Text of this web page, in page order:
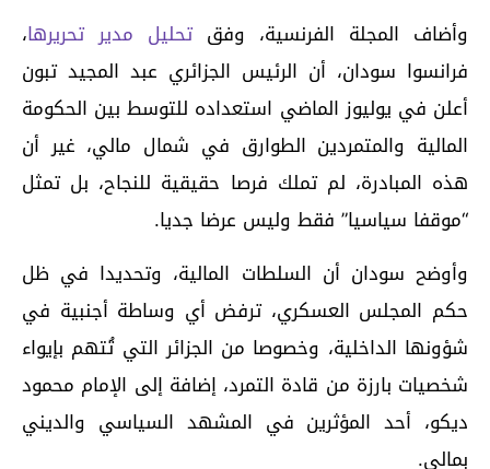
وأضاف المجلة الفرنسية، وفق تحليل مدير تحريرها،
فرانسوا سودان، أن الرئيس الجزائري عبد المجيد تبون
أعلن في يوليوز الماضي استعداده للتوسط بين الحكومة
المالية والمتمردين الطوارق في شمال مالي، غير أن
هذه المبادرة، لم تملك فرصا حقيقية للنجاح، بل تمثل
“موقفا سياسيا” فقط وليس عرضا جديا.
وأوضح سودان أن السلطات المالية، وتحديدا في ظل
حكم المجلس العسكري، ترفض أي وساطة أجنبية في
شؤونها الداخلية، وخصوصا من الجزائر التي تُتهم بإيواء
شخصيات بارزة من قادة التمرد، إضافة إلى الإمام محمود
ديكو، أحد المؤثرين في المشهد السياسي والديني
بمالي.